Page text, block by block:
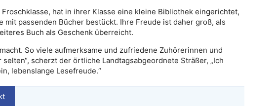
hat in ihrer Klasse eine kleine Bibliothek eingerichtet,
mit passenden Bücher bestückt. Ihre Freude ist daher groß, als
Buch als Geschenk überreicht.
So viele aufmerksame und zufriedene Zuhörerinnen und
scherzt der örtliche Landtagsabgeordnete Sträßer, „Ich
lebenslange Lesefreude.“